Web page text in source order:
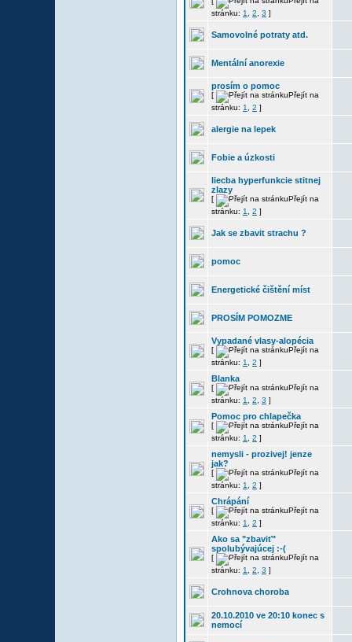
stránku: 1 2 3 ]
Samovolné potraty atd.
Mentální anorexie
prosím o pomoc
[
Přejít na
stránku: 1 2 ]
alergie na lepek
Fobie a úzkosti
liecba hyperfunkcie stitnej
zlazy
[
Přejít na
stránku: 1 2 ]
Jak se zbavit strachu ?
pomoc
Energetické čištění míst
PROSÍM POMOZME
Vypadané vlasy-alopécia
[
Přejít na
stránku: 1 2 ]
Blanka
[
Přejít na
stránku: 1 2 3 ]
Pomoc pro chlapečka
[
Přejít na
stránku: 1 2 ]
nemysli - prozivej! jenze
jak?
[
Přejít na
stránku: 1 2 ]
Chrápání
[
Přejít na
stránku: 1 2 ]
Ako sa "zbaviť"
spolubývajúcej :-(
[
Přejít na
stránku: 1 2 3 ]
Crohnova choroba
20.10.2010 ve 20:10 konec s
nemocí